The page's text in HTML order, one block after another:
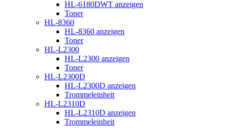
HL-6180DWT anzeigen
Toner
HL-8360
HL-8360 anzeigen
Toner
HL-L2300
HL-L2300 anzeigen
Toner
HL-L2300D
HL-L2300D anzeigen
Trommeleinheit
HL-L2310D
HL-L2310D anzeigen
Trommeleinheit